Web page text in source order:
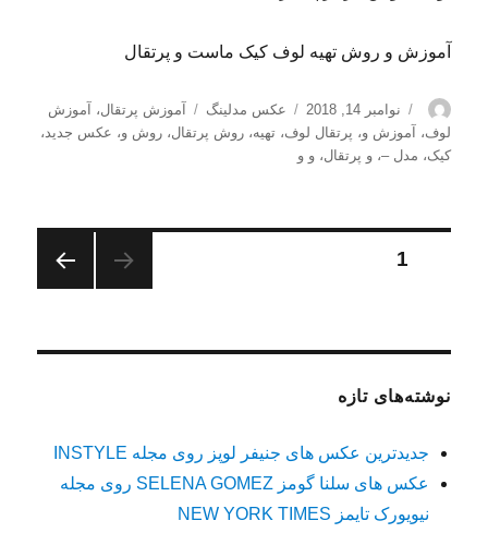
آموزش و روش تهیه لوف کیک ماست و پرتقال
نویسنده
ارسال
شده
در
نوامبر 14, 2018 دسته‌ها
عکس مدلینگ برچسب‌ها
آموزش پرتقال، آموزش
لوف، آموزش و، پرتقال لوف،تهیه،روش پرتقال،روش و، عکس جدید ،
کیک، مدل –،و پرتقال،و و
صفحه‌بندی
1
نوشته‌های تازه
جدیدترین عکس های جنیفر لوپز روی مجله INSTYLE
عکس های سلنا گومز SELENA GOMEZ روی مجله
نیویورک تایمز NEW YORK TIMES